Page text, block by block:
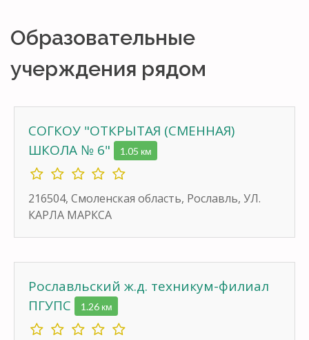
Образовательные
учерждения рядом
СОГКОУ "ОТКРЫТАЯ (СМЕННАЯ)
ШКОЛА № 6"
1.05 км
216504, Смоленская область, Рославль, УЛ.
КАРЛА МАРКСА
Рославльский ж.д. техникум-филиал
ПГУПС
1.26 км